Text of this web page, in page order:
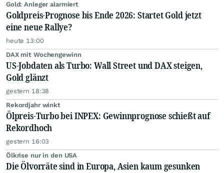
Gold: Anleger alarmiert
Goldpreis-Prognose bis Ende 2026: Startet Gold jetzt
eine neue Rallye?
heute 13:00
DAX mit Wochengewinn
US-Jobdaten als Turbo: Wall Street und DAX steigen,
Gold glänzt
gestern 18:38
Rekordjahr winkt
Ölpreis-Turbo bei INPEX: Gewinnprognose schießt auf
Rekordhoch
gestern 16:03
Ölkrise nur in den USA
Die Ölvorräte sind in Europa, Asien kaum gesunken